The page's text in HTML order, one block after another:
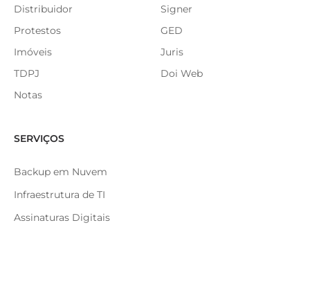
Distribuidor
Protestos
Imóveis
TDPJ
Notas
Signer
GED
Juris
Doi Web
SERVIÇOS
Backup em Nuvem
Infraestrutura de TI
Assinaturas Digitais